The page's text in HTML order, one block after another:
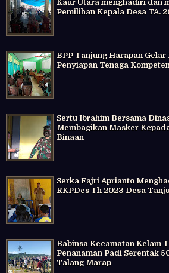
Kaur Utara menghadiri dan
Pemilihan Kepala Desa TA.
BPP Tanjung Harapan
Penyiapan Tenaga
Sertu Ibrahim Bersama
Membagikan Masker
Binaan
Serka Fajri Aprianto
RKPDes Th 2023 Desa
Babinsa Kecamatan Kelam
Penanaman Padi Serentak
Talang Marap